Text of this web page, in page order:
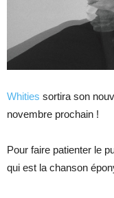
Whities sortira son
novembre prochain !
Pour faire patienter le
qui est la chanson